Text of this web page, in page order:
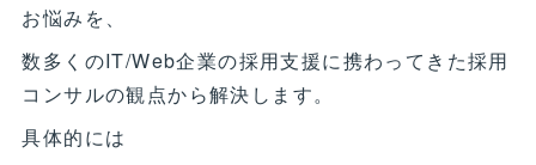
お悩みを、
数多くのIT/Web企業の採用支援に携わってきた採用
コンサルの観点から解決します。
具体的には